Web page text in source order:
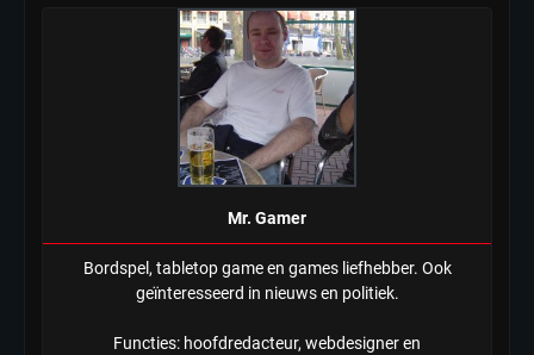
in nieuwe aanpak van begeleiding
kwetsbare inwoners door Siem,
ondanks onrust’
Mr. Gamer
Mr. Gamer
Bordspel, tabletop game en games liefhebber. Ook
geïnteresseerd in nieuws en politiek.
Functies: hoofdredacteur, webdesigner en